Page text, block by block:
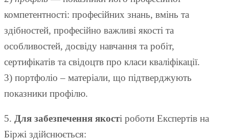
компетентності: професійних знань, вмінь та
здібностей, професійно важливі якості та
особливостей, досвіду навчання та робіт,
сертифікатів та свідоцтв про класи кваліфікації.
3) портфоліо – матеріали, що підтверджують
показники профілю.
5. Для забезпечення якості роботи Експертів на
Біржі здійснюється: